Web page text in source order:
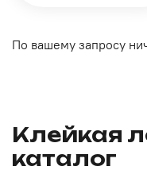
По вашему запросу
Клейкая
каталог